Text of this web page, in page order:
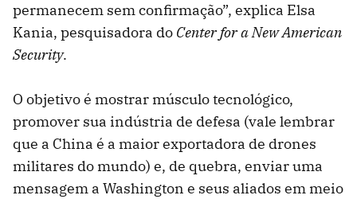
permanecem sem confirmação”, explica Elsa
Kania, pesquisadora do Center for a New American
Security.
O objetivo é mostrar músculo tecnológico,
promover sua indústria de defesa (vale lembrar
que a China é a maior exportadora de drones
militares do mundo) e, de quebra, enviar uma
mensagem a Washington e seus aliados em meio